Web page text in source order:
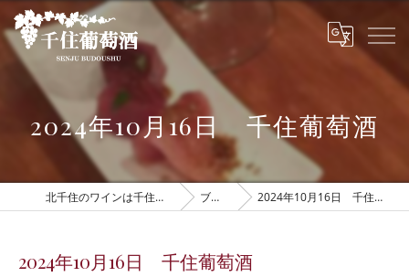
2024年10月16日 千住葡萄酒
北千住のワインは千住葡萄酒 ブログ 2024年10月16日 千住葡萄酒
2024年10月16日 千住葡萄酒